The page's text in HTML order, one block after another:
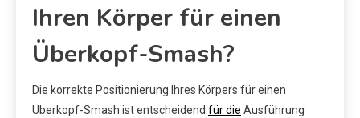
Ihren Körper für einen
Überkopf-Smash?
Die korrekte Positionierung Ihres Körpers für einen
Überkopf-Smash ist entscheidend für die Ausführung